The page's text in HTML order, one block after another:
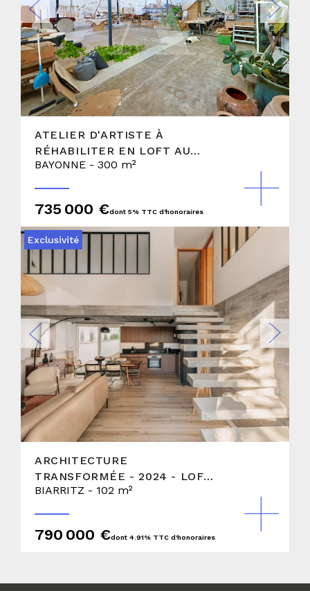
ATELIER D'ARTISTE À
RÉHABILITER EN LOFT AU
COEUR DES ARÈNES
BAYONNE - 300 m²
735 000 €dont 5% TTC d'honoraires
Exclusivité
ARCHITECTURE
TRANSFORMÉE - 2024 - LOFT
AVEC TERRASSE
BIARRITZ - 102 m²
790 000 €dont 4.91% TTC d'honoraires